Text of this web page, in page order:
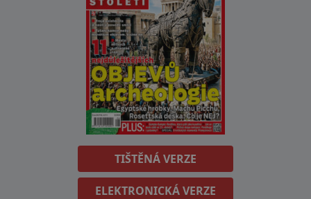
TIŠTĚNÁ VERZE
ELEKTRONICKÁ VERZE